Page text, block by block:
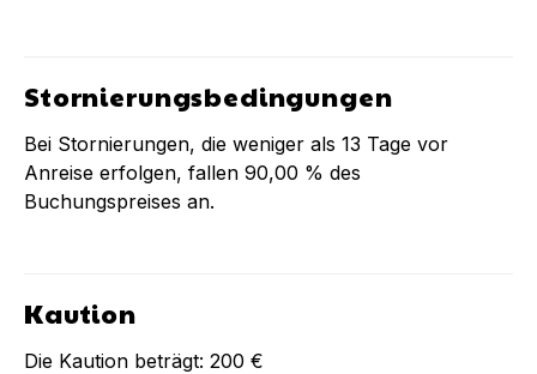
Stornierungsbedingungen
Bei Stornierungen, die weniger als 13 Tage vor
Anreise erfolgen, fallen 90,00 % des
Buchungspreises an.
Kaution
Die Kaution beträgt: 200 €